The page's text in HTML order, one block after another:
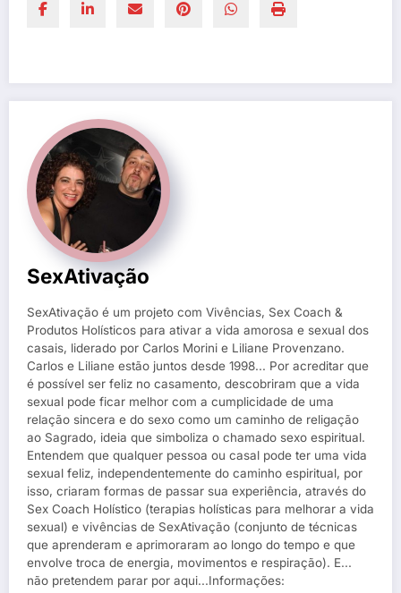
SexAtivação
SexAtivação é um projeto com Vivências, Sex Coach &
Produtos Holísticos para ativar a vida amorosa e sexual dos
casais, liderado por Carlos Morini e Liliane Provenzano.
Carlos e Liliane estão juntos desde 1998... Por acreditar que
é possível ser feliz no casamento, descobriram que a vida
sexual pode ficar melhor com a cumplicidade de uma
relação sincera e do sexo como um caminho de religação
ao Sagrado, ideia que simboliza o chamado sexo espiritual.
Entendem que qualquer pessoa ou casal pode ter uma vida
sexual feliz, independentemente do caminho espiritual, por
isso, criaram formas de passar sua experiência, através do
Sex Coach Holístico (terapias holísticas para melhorar a vida
sexual) e vivências de SexAtivação (conjunto de técnicas
que aprenderam e aprimoraram ao longo do tempo e que
envolve troca de energia, movimentos e respiração). E...
não pretendem parar por aqui...Informações: